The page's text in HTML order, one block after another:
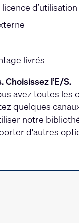
livrés
l’E/S.
avez toutes
quelques
notre
d'autres